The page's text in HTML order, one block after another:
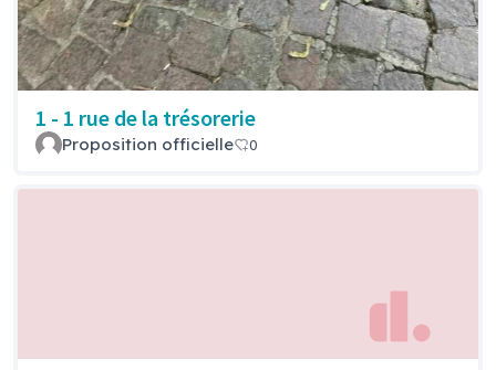
1 - 1 rue de la trésorerie
Proposition officielle 0